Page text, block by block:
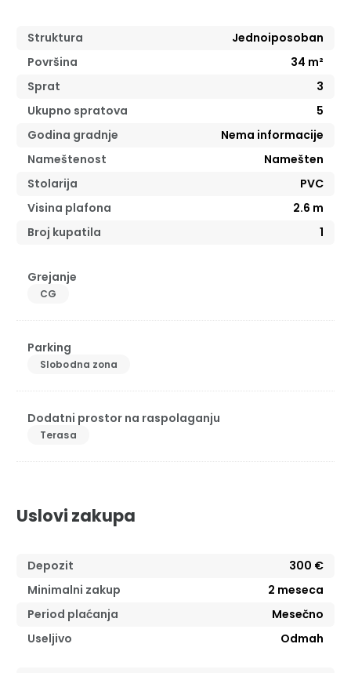
Struktura
Jednoiposoban
Površina
34 m²
Sprat
3
Ukupno spratova
5
Godina gradnje
Nema informacije
Nameštenost
Namešten
Stolarija
PVC
Visina plafona
2.6 m
Broj kupatila
1
Grejanje
CG
Parking
Slobodna zona
Dodatni prostor na raspolaganju
Terasa
Uslovi zakupa
Depozit
300 €
Minimalni zakup
2 meseca
Period plaćanja
Mesečno
Useljivo
Odmah